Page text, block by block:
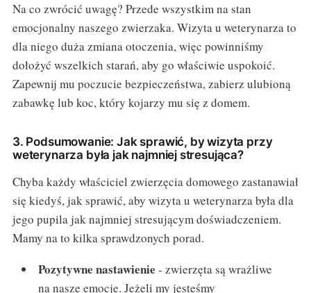
Na co zwrócić uwagę? Przede wszystkim na stan
emocjonalny naszego zwierzaka. Wizyta u weterynarza to
dla niego duża zmiana otoczenia, więc powinniśmy
dołożyć wszelkich starań, aby go właściwie uspokoić.
Zapewnij mu poczucie bezpieczeństwa, zabierz ulubioną
zabawkę lub koc, który kojarzy mu się z domem.
3. Podsumowanie: Jak sprawić, by wizyta przy
weterynarza była jak najmniej stresująca?
Chyba każdy właściciel zwierzęcia domowego zastanawiał
się kiedyś, jak sprawić, aby wizyta u weterynarza była dla
jego pupila jak najmniej stresującym doświadczeniem.
Mamy na to kilka sprawdzonych porad.
Pozytywne nastawienie- zwierzęta są wrażliwe
na nasze emocje. Jeżeli my jesteśmy